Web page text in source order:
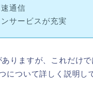
通信
サービスが充実
りますが、これだけ
について詳しく説明し